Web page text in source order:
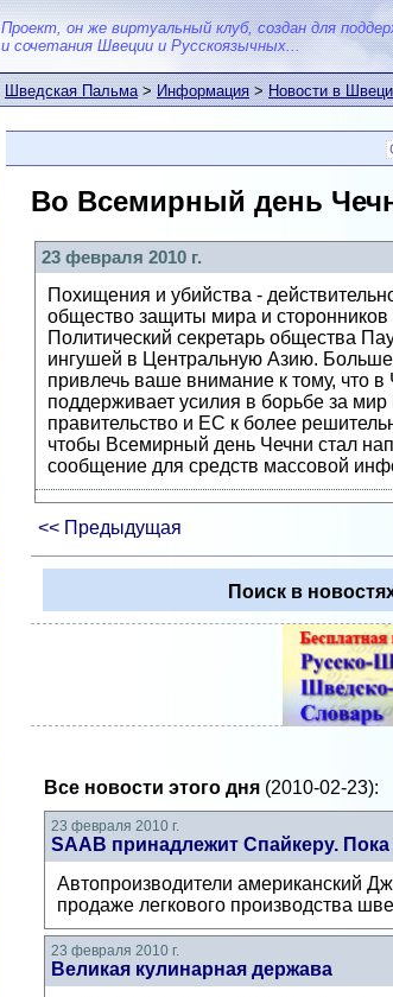
Проект, он же виртуальный клуб, создан для
и сочетания Швеции и Русскоязычных...
Шведская Пальма>Информация>Новости в
Во Всемирный день
23 февраля 2010 г.
Похищения и убийства -
общество защиты мира и сторонников
Политический секретарь общества
ингушей в Центральную Азию.
привлечь ваше внимание к тому, что
поддерживает усилия в борьбе за
правительство и ЕС к более
чтобы Всемирный день Чечни стал
сообщение для средств массовой
<< Предыдущая
Поиск в
Все новости этого дня(2010-02-23):
23 февраля 2010 г.
SAAB принадлежит Спайкеру.
Автопроизводители американский
продаже легкового производства
23 февраля 2010 г.
Великая кулинарная держава